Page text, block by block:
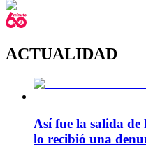
ACTUALIDAD
Así fue la salida
lo recibió una